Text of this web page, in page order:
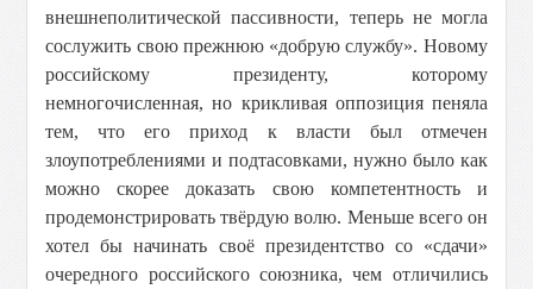
внешнеполитической пассивности, теперь не могла
сослужить свою прежнюю «добрую службу». Новому
российскому президенту, которому
немногочисленная, но крикливая оппозиция пеняла
тем, что его приход к власти был отмечен
злоупотреблениями и подтасовками, нужно было как
можно скорее доказать свою компетентность и
продемонстрировать твёрдую волю. Меньше всего он
хотел бы начинать своё президентство со «сдачи»
очередного российского союзника, чем отличились